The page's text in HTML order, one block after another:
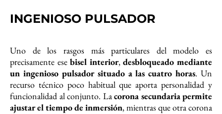
INGENIOSO PULSADOR
Uno de los rasgos más particulares del modelo es
precisamente esebisel interior,desbloqueado mediante
un ingenioso pulsador situado a las cuatro horas. Un
recurso técnico poco habitual que aporta personalidad y
funcionalidad al conjunto. Lacorona secundaria permite
ajustar el tiempo de inmersión, mientras que otra corona